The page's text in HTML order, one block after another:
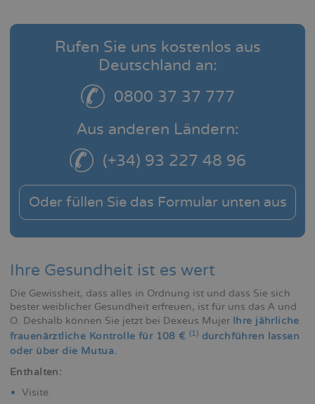
Rufen Sie uns kostenlos aus
Deutschland an:
0800 37 37 777
Aus anderen Ländern:
(+34) 93 227 48 96
Oder füllen Sie das Formular unten aus
Ihre Gesundheit ist es wert
Die Gewissheit, dass alles in Ordnung ist und dass Sie sich
bester weiblicher Gesundheit erfreuen, ist für uns das A und
O. Deshalb können Sie jetzt bei Dexeus Mujer Ihre jährliche
frauenärztliche Kontrolle für 108 €(1) durchführen lassen
oder über die Mutua.
Enthalten:
Visite.